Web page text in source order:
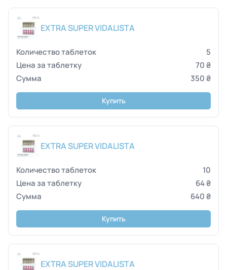
EXTRA SUPER VIDALISTA
5
70 ₴
350 ₴
Купить
EXTRA SUPER VIDALISTA
10
64 ₴
640 ₴
Купить
EXTRA SUPER VIDALISTA